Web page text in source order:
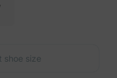
shoe size